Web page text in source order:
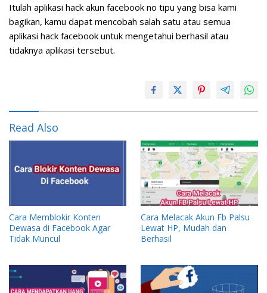
Itulah aplikasi hack akun facebook no tipu yang bisa kami
bagikan, kamu dapat mencobah salah satu atau semua
aplikasi hack facebook untuk mengetahui berhasil atau
tidaknya aplikasi tersebut.
Read Also
Cara Memblokir Konten
Dewasa di Facebook Agar
Tidak Muncul
Cara Melacak Akun Fb Palsu
Lewat HP, Mudah dan
Berhasil